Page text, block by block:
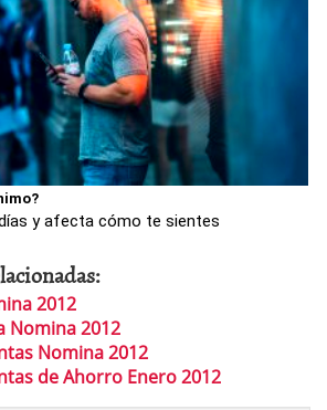
y afecta cómo te sientes
2012
Nomina 2012
Nomina 2012
de Ahorro Enero 2012